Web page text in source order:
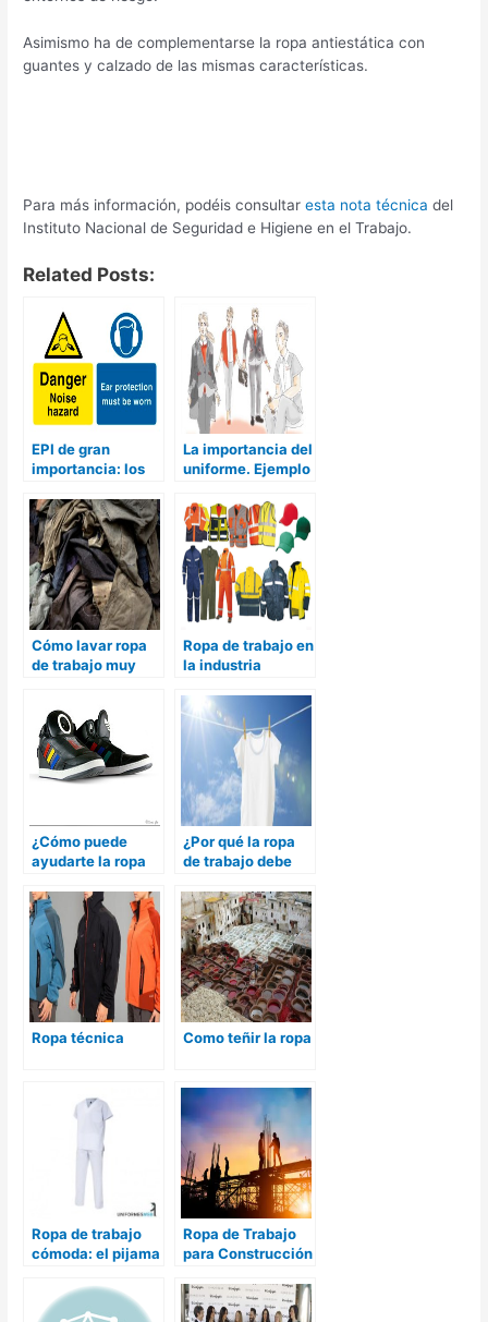
Asimismo ha de complementarse la ropa antiestática con
guantes y calzado de las mismas características.
Para más información, podéis consultaresta nota técnica del
Instituto Nacional de Seguridad e Higiene en el Trabajo.
Related Posts:
EPI de gran
importancia: los
La importancia del
uniforme. Ejemplo
Cómo lavar ropa
de trabajo muy
Ropa de trabajo en
la industria
¿Cómo puede
ayudarte la ropa
inteligente?
¿Por qué la ropa
de trabajo debe
Ropa técnica Como teñir la ropa
Ropa de trabajo
cómoda: el pijama
Ropa de Trabajo
para Construcción